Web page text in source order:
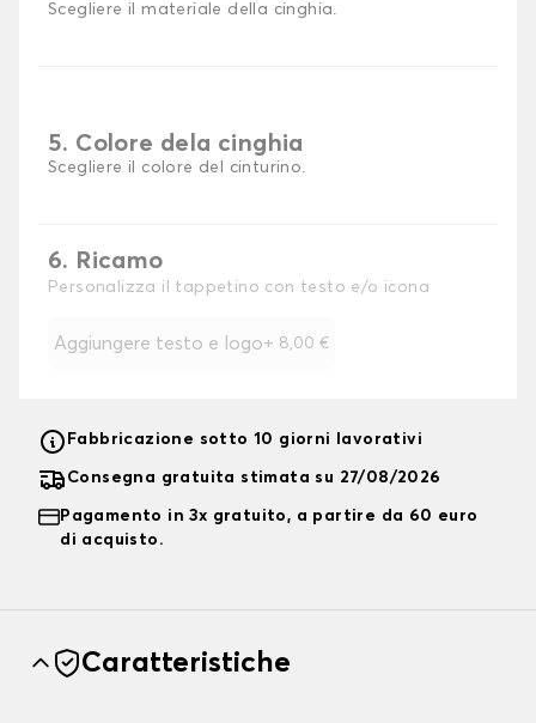
Scegliere il materiale della cinghia.
5. Colore dela cinghia
Scegliere il colore del cinturino.
6. Ricamo
Personalizza il tappetino con testo e/o icona
Aggiungere testo e logo+ 8,00 €
Fabbricazione sotto 10 giorni lavorativi
Consegna gratuita stimata su 27/08/2026
Pagamento in 3x gratuito, a partire da 60 euro
di acquisto.
Caratteristiche